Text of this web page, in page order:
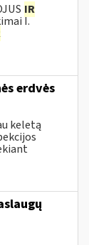
IR
I.
erdvės
keletą